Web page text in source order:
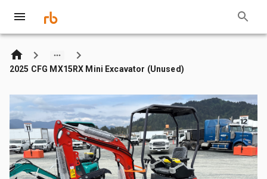
2025 CFG MX15RX Mini Excavator (Unused)